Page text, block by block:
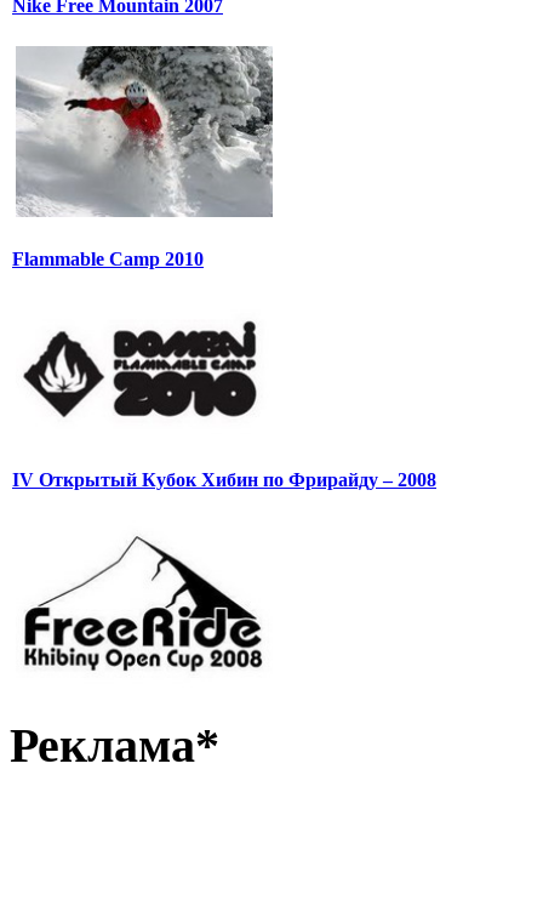
Nike Free Mountain 2007
Flammable Camp 2010
IV Открытый Кубок Хибин по Фрирайду – 2008
Реклама*